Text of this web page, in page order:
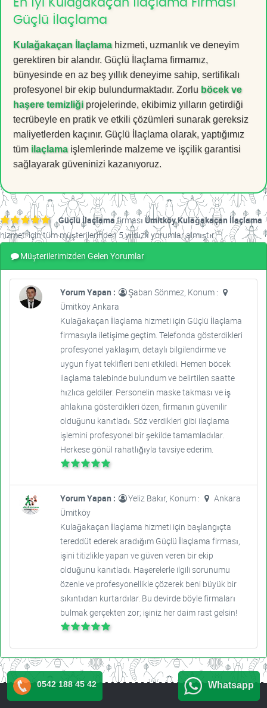
En İyi Kulağakaçan İlaçlama Firması
Güçlü İlaçlama
Kulağakaçan İlaçlamahizmeti, uzmanlık ve deneyim
gerektiren bir alandır. Güçlü İlaçlama firmamız,
bünyesinde en az beş yıllık deneyime sahip, sertifikalı
profesyonel bir ekip bulundurmaktadır. Zorlu böcek ve
haşere temizliği projelerinde, ekibimiz yılların getirdiği
tecrübeyle en pratik ve etkili çözümleri sunarak gereksiz
maliyetlerden kaçınır. Güçlü İlaçlama olarak, yaptığımız
tüm ilaçlamaişlemlerinde malzeme ve işçilik garantisi
sağlayarak güveninizi kazanıyoruz.
Güçlü İlaçlamafirması Ümitköy Kulağakaçan İlaçlama
hizmeti için tüm müşterilerinden 5 yıldızlı yorumlar almıştır.
Müşterilerimizden Gelen Yorumlar
Yorum Yapan :
Şaban Sönmez, Konum :
Ümitköy Ankara
Kulağakaçan İlaçlama hizmeti için Güçlü İlaçlama
firmasıyla iletişime geçtim. Telefonda gösterdikleri
profesyonel yaklaşım, detaylı bilgilendirme ve
uygun fiyat teklifleri beni etkiledi. Hemen böcek
ilaçlama talebinde bulundum ve belirtilen saatte
hızlıca geldiler. Personelin maske takması ve iş
ahlakına gösterdikleri özen, firmanın güvenilir
olduğunu kanıtladı. Söz verdikleri gibi ilaçlama
işlemini profesyonel bir şekilde tamamladılar.
Herkese gönül rahatlığıyla tavsiye ederim.
Yorum Yapan : Yeliz Bakır, Konum :
Ankara
Ümitköy
Kulağakaçan İlaçlama hizmeti için başlangıçta
tereddüt ederek aradığım Güçlü İlaçlama firması,
işini titizlikle yapan ve güven veren bir ekip
olduğunu kanıtladı. Haşerelerle ilgili sorunumu
özenle ve profesyonellikle çözerek beni büyük bir
sıkıntıdan kurtardılar. Bu devirde böyle firmaları
bulmak gerçekten zor; işiniz her daim rast gelsin!
0542 188 45 42 Whatsapp